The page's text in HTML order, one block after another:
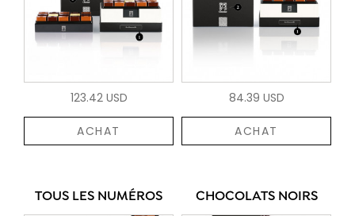
123.42 USD
ACHAT
84.39 USD
ACHAT
TOUS LES NUMÉROS CHOCOLATS NOIRS